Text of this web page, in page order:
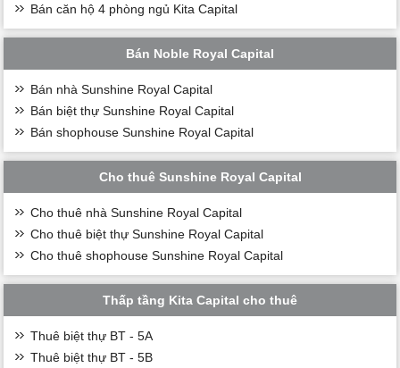
Bán căn hộ 4 phòng ngủ Kita Capital
Bán Noble Royal Capital
Bán nhà Sunshine Royal Capital
Bán biệt thự Sunshine Royal Capital
Bán shophouse Sunshine Royal Capital
Cho thuê Sunshine Royal Capital
Cho thuê nhà Sunshine Royal Capital
Cho thuê biệt thự Sunshine Royal Capital
Cho thuê shophouse Sunshine Royal Capital
Thấp tầng Kita Capital cho thuê
Thuê biệt thự BT - 5A
Thuê biệt thự BT - 5B